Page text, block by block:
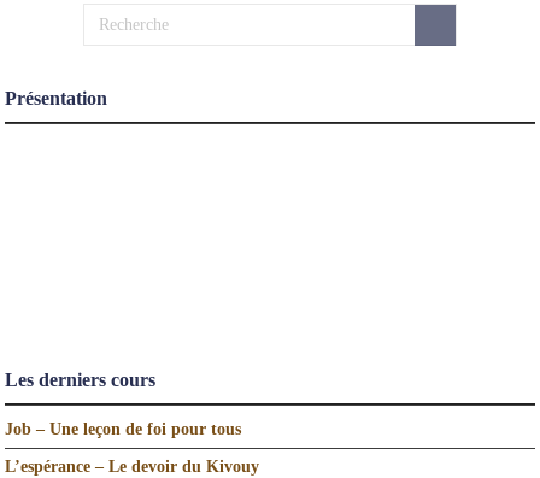
Présentation
Les derniers cours
Job – Une leçon de foi pour tous
L’espérance – Le devoir du Kivouy